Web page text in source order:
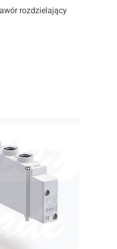
rozdzielający